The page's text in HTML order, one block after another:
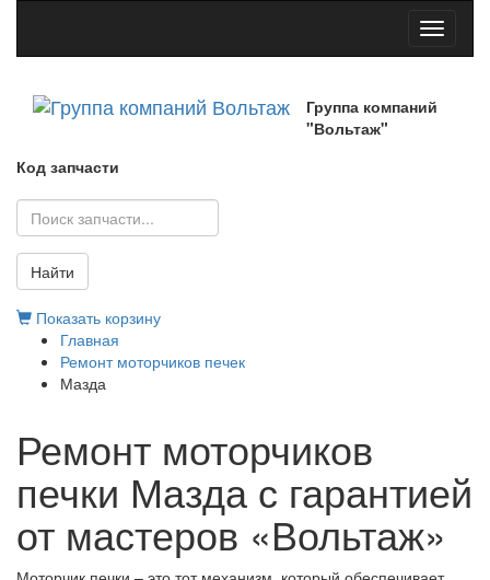
Toggle
Группа компаний
"Вольтаж"
Код запчасти
Найти
Показать корзину
Главная
Ремонт моторчиков печек
Мазда
Ремонт моторчиков
печки Мазда с гарантией
от мастеров «Вольтаж»